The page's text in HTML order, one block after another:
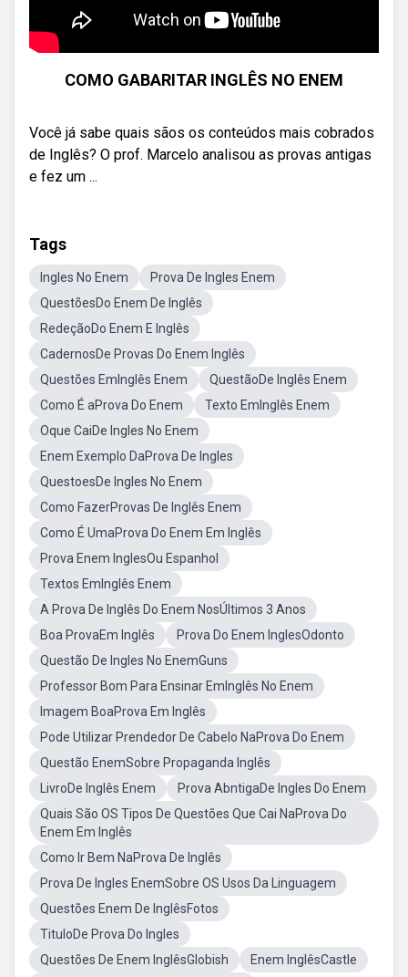
COMO GABARITAR INGLÊS NO ENEM
Você já sabe quais sãos os conteúdos mais cobrados
de Inglês? O prof. Marcelo analisou as provas antigas
e fez um ...
Tags
Ingles No Enem
Prova De Ingles Enem
QuestõesDo Enem De Inglês
RedeçãoDo Enem E Inglês
CadernosDe Provas Do Enem Inglês
Questões EmInglês Enem
QuestãoDe Inglês Enem
Como É aProva Do Enem
Texto EmInglês Enem
Oque CaiDe Ingles No Enem
Enem Exemplo DaProva De Ingles
QuestoesDe Ingles No Enem
Como FazerProvas De Inglês Enem
Como É UmaProva Do Enem Em Inglês
Prova Enem InglesOu Espanhol
Textos EmInglês Enem
A Prova De Inglês Do Enem NosÚltimos 3 Anos
Boa ProvaEm Inglês
Prova Do Enem InglesOdonto
Questão De Ingles No EnemGuns
Professor Bom Para Ensinar EmInglês No Enem
Imagem BoaProva Em Inglês
Pode Utilizar Prendedor De Cabelo NaProva Do Enem
Questão EnemSobre Propaganda Inglês
LivroDe Inglês Enem
Prova AbntigaDe Ingles Do Enem
Quais São OS Tipos De Questões Que Cai NaProva Do
Enem Em Inglês
Como Ir Bem NaProva De Inglês
Prova De Ingles EnemSobre OS Usos Da Linguagem
Questões Enem De InglêsFotos
TituloDe Prova Do Ingles
Questões De Enem InglêsGlobish
Enem InglêsCastle